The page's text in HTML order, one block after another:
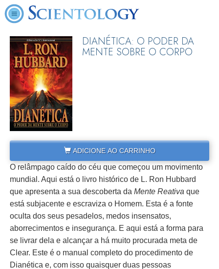
DIANÉTICA: O PODER DA
MENTE SOBRE O CORPO
ADICIONE AO CARRINHO
O relâmpago caído do céu que começou um movimento
mundial. Aqui está o livro histórico de L. Ron Hubbard
que apresenta a sua descoberta da Mente Reativa que
está subjacente e escraviza o Homem. Esta é a fonte
oculta dos seus pesadelos, medos insensatos,
aborrecimentos e insegurança. E aqui está a forma para
se livrar dela e alcançar a há muito procurada meta de
Clear. Este é o manual completo do procedimento de
Dianética e, com isso quaisquer duas pessoas